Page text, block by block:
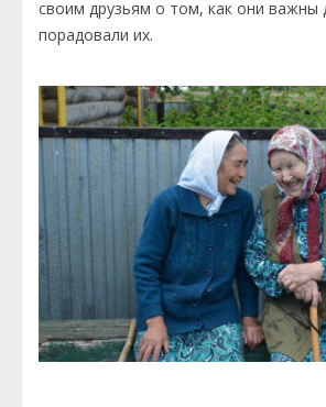
своим друзьям о том, как они важны
порадовали их.